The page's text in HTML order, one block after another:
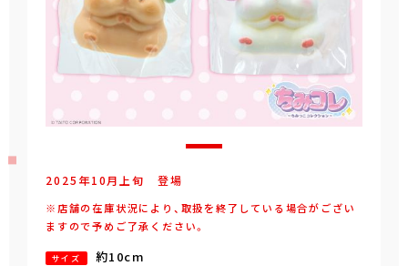
2025年10月 上旬 登場
※店舗の在庫状況により、取扱を終了している場合がござい
ますので予めご了承ください。
サイズ 約10cm